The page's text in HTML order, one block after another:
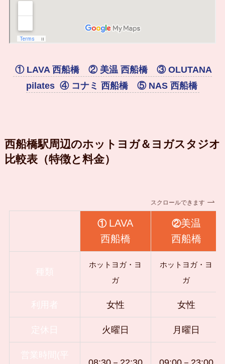
① LAVA 西船橋 ② 美温 西船橋 ③ OLUTANA
pilates ④ コナミ 西船橋 ⑤ NAS 西船橋
西船橋駅周辺のホットヨガ＆ヨガスタジオ
比較表（特徴と料金）
スクロールできます
① LAVA
西船橋
②美温
西船橋
ホットヨガ・ヨ
ガ
ホットヨガ・ヨ
ガ
女性 女性
火曜日 月曜日